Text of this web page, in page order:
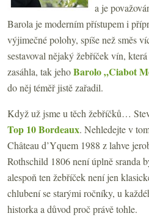
a je
Barola je moderním přístupem i
výjimečné polohy, spíše než směs
sestavoval nějaký žebříček vín,
zasáhla, tak jehoBarolo „Ciabot
do něj téměř jistě zařadil.
Když už jsme u těch žebříčků…
Top 10 Bordeaux. Nehledejte v
Château d’Yquem 1988 z lahve
Rothschild 1806 není úplně sranda
alespoň ten žebříček není jen
chlubení se starými ročníky, u
historka a důvod proč právě tohle.